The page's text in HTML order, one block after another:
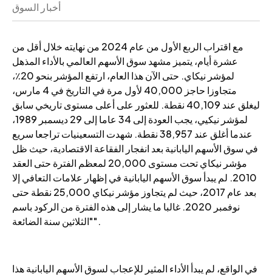
أخبار السوق
مع اقتراب الربع الأول من عام 2024 من نهايته خلال أقل من
عشرة أيام، يتميز مشهد سوق الأسهم العالمي بالأداء المذهل
لمؤشر نيكاي. حتى الآن هذا العام، ارتفع المؤشر بنحو 20٪،
متجاوزا حاجز 40,000 لأول مرة في التاريخ في 4 مارس،
ليغلق عند 40,109 نقطة. للعثور على أعلى مستوى تاريخي سابق
لمؤشر نيكيي، يجب العودة إلى 34 عاما إلى 29 ديسمبر 1989،
عندما أغلق عند 38,957 نقطة. شهدت التسعينيات تراجعا سريع
في سوق الأسهم اليابانية بعد انفجار الفقاعة الاقتصادية، حيث ظل
مؤشر نيكاي تحت مستوى 20,000 لمعظم الفترة حتى العقد
2010. لم يبدأ سوق الأسهم اليابانية في إظهار علامات التعافي إلا
بعد عام 2017، حيث لم يتجاوز مؤشر نيكاي 25,000 نقطة حتى
نوفمبر 2020. غالبا ما يشار إلى هذه الفترة من الركود باسم
"الثلاثين سنة الضائعة".
في الواقع، لم يبدأ الأداء المثير للإعجاب لسوق الأسهم اليابانية هذا